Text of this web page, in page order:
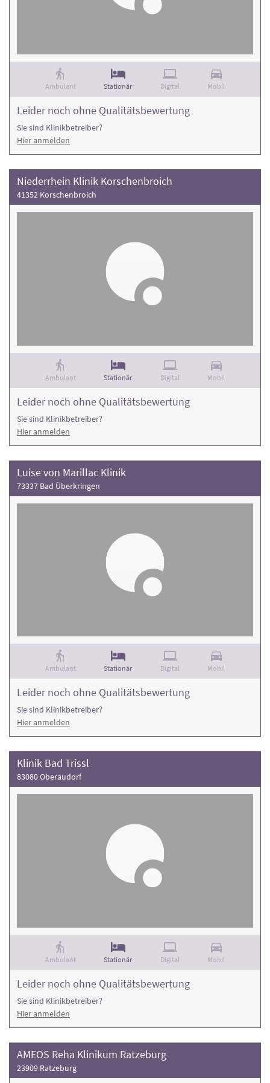
Ambulant Stationär Digital Mobil
Leider noch ohne Qualitätsbewertung
Sie sind Klinikbetreiber?
Hier anmelden
Niederrhein Klinik Korschenbroich
41352 Korschenbroich
Ambulant Stationär Digital Mobil
Leider noch ohne Qualitätsbewertung
Sie sind Klinikbetreiber?
Hier anmelden
Luise von Marillac Klinik
73337 Bad Überkringen
Ambulant Stationär Digital Mobil
Leider noch ohne Qualitätsbewertung
Sie sind Klinikbetreiber?
Hier anmelden
Klinik Bad Trissl
83080 Oberaudorf
Ambulant Stationär Digital Mobil
Leider noch ohne Qualitätsbewertung
Sie sind Klinikbetreiber?
Hier anmelden
AMEOS Reha Klinikum Ratzeburg
23909 Ratzeburg